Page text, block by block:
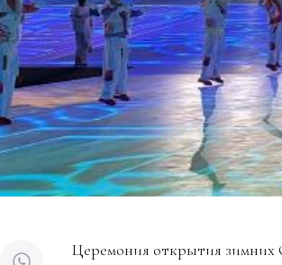
Церемония открытия зимних